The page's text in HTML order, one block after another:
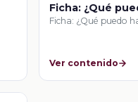
Ficha: ¿Qué
Ficha: ¿Qué puedo
Ver contenido